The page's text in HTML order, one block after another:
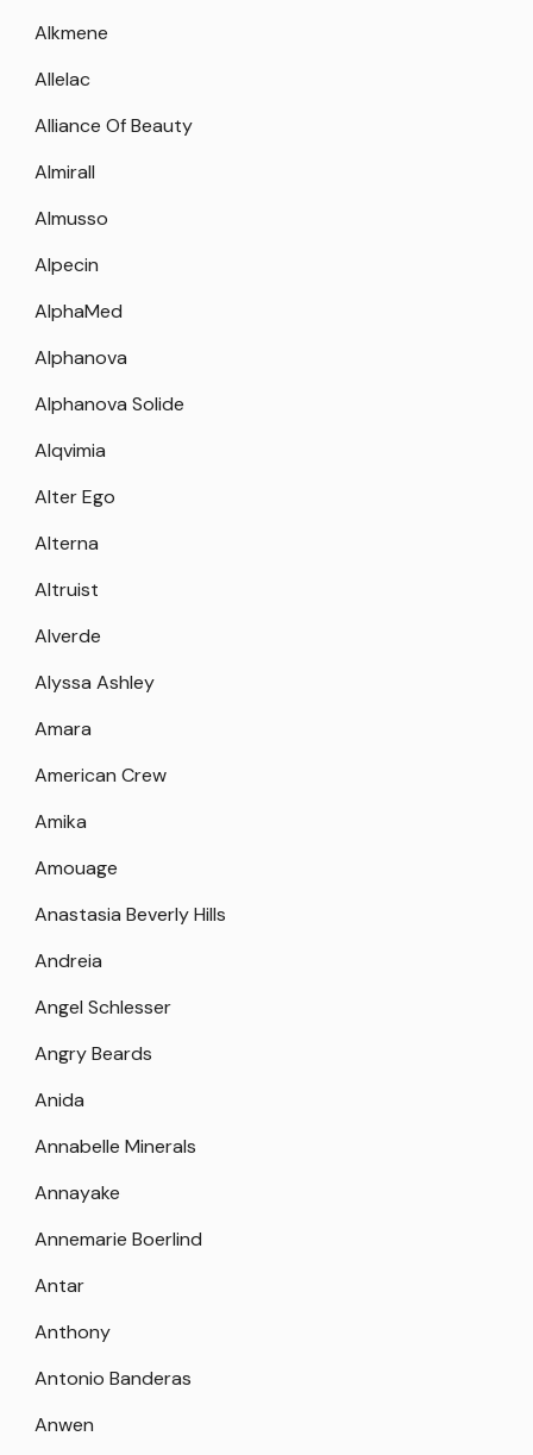
Alkmene
Allelac
Alliance Of Beauty
Almirall
Almusso
Alpecin
AlphaMed
Alphanova
Alphanova Solide
Alqvimia
Alter Ego
Alterna
Altruist
Alverde
Alyssa Ashley
Amara
American Crew
Amika
Amouage
Anastasia Beverly Hills
Andreia
Angel Schlesser
Angry Beards
Anida
Annabelle Minerals
Annayake
Annemarie Boerlind
Antar
Anthony
Antonio Banderas
Anwen